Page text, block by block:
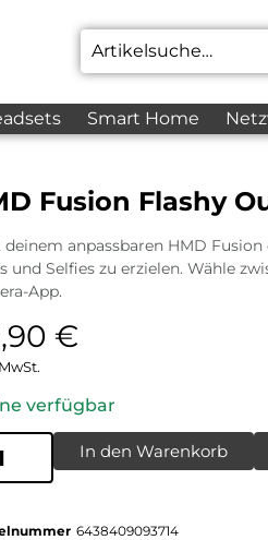
Smart Home
Fusion Flashy
deinem anpassbaren HMD
und Selfies zu erzielen. Wähle
App.
€
verfügbar
In den Warenkorb
6438409093714